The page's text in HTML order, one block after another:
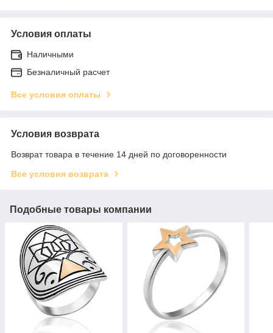
Условия оплаты
Наличными
Безналичный расчет
Все условия оплаты
Условия возврата
Возврат товара в течение 14 дней по договоренности
Все условия возврата
Подобные товары компании